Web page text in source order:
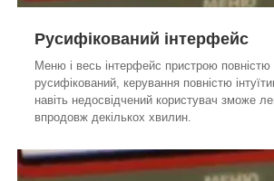
Русифікований інтерфейс
Меню і весь інтерфейс пристрою повністю
русифікований, керування повністю
навіть недосвідчений користувач зможе
впродовж декількох хвилин.